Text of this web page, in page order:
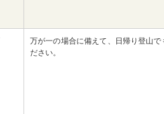
万が一の場合に備えて、日帰り登山
ださい。